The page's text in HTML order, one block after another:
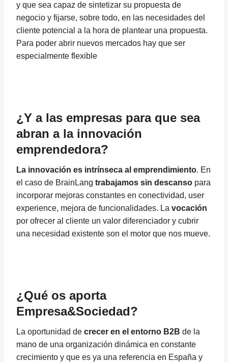
y que sea capaz de sintetizar su propuesta de
negocio y fijarse, sobre todo, en las necesidades del
cliente potencial a la hora de plantear una propuesta.
Para poder abrir nuevos mercados hay que ser
especialmente flexible
¿Y a las empresas para que sea
abran a la innovación
emprendedora?
La innovación es intrínseca al emprendimiento. En
el caso de BrainLang trabajamos sin descanso para
incorporar mejoras constantes en conectividad, user
experience, mejora de funcionalidades. La vocación
por ofrecer al cliente un valor diferenciador y cubrir
una necesidad existente son el motor que nos mueve.
¿Qué os aporta
Empresa&Sociedad?
La oportunidad de crecer en el entorno B2B de la
mano de una organización dinámica en constante
crecimiento y que es ya una referencia en España y